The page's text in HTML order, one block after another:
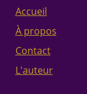
Accueil
À propos
Contact
L'auteur